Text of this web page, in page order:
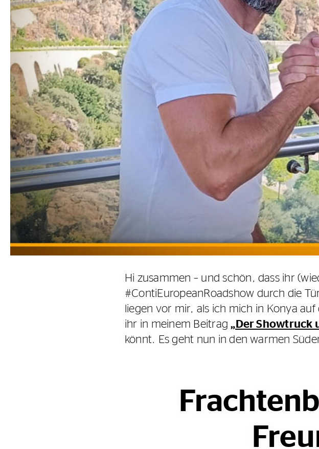
Hi zusammen – und schön, dass ihr
#ContiEuropeanRoadshow durch die
liegen vor mir, als ich mich in Konya
ihr in meinem Beitrag„Der Showtruck
könnt. Es geht nun in den warmen